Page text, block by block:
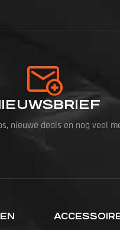
nieuwe deals en nog veel